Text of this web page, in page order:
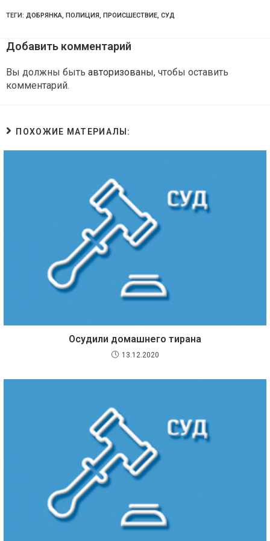
ТЕГИ: ДОБРЯНКА, ПОЛИЦИЯ, ПРОИСШЕСТВИЕ, СУД
Добавить комментарий
Вы должны быть авторизованы, чтобы оставить
комментарий.
ПОХОЖИЕ МАТЕРИАЛЫ:
Осудили домашнего тирана
13.12.2020